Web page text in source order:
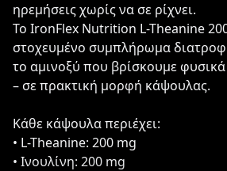
ηρεμήσεις χωρίς να σε ρίχνει.
Το IronFlex Nutrition L-Theanine
στοχευμένο συμπλήρωμα
το αμινοξύ που βρίσκουμε
– σε πρακτική μορφή κάψουλας.
Κάθε κάψουλα περιέχει:
• L-Theanine: 200 mg
• Ινουλίνη: 200 mg